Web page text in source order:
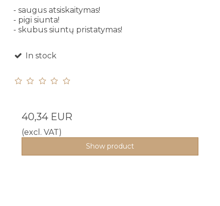
- saugus atsiskaitymas!
- pigi siunta!
- skubus siuntų pristatymas!
In stock
40,34 EUR
(excl. VAT)
Show product